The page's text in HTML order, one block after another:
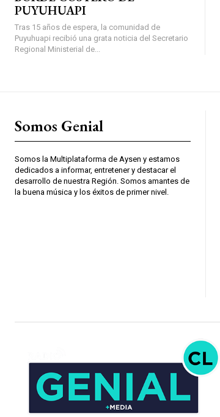
PUYUHUAPI
Tras 15 años de espera, la comunidad de
Puyuhuapi recibió una grata noticia del Secretario
Regional Ministerial de...
Somos Genial
Somos la Multiplataforma de Aysen y estamos
dedicados a informar, entretener y destacar el
desarrollo de nuestra Región. Somos amantes de
la buena música y los éxitos de primer nivel.